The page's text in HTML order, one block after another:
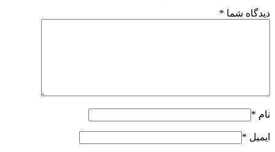
دیدگاه شما *
نام *
ایمیل *